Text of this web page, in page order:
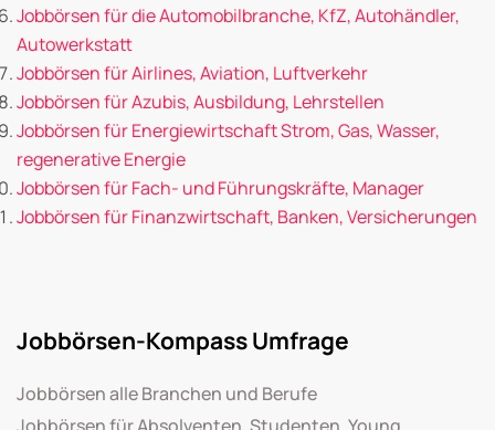
Jobbörsen für die Automobilbranche, KfZ, Autohändler,
Autowerkstatt
Jobbörsen für Airlines, Aviation, Luftverkehr
Jobbörsen für Azubis, Ausbildung, Lehrstellen
Jobbörsen für Energiewirtschaft Strom, Gas, Wasser,
regenerative Energie
Jobbörsen für Fach- und Führungskräfte, Manager
Jobbörsen für Finanzwirtschaft, Banken, Versicherungen
Jobbörsen-Kompass Umfrage
Jobbörsen alle Branchen und Berufe